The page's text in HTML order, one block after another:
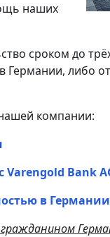
наших
сроком до
либо
компании:
Bank
в Германии